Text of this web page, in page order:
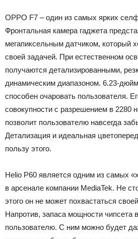
OPPO F7 – один из самых ярких
Фронтальная камера гаджета
мегапиксельным датчиком, который
своей задачей. При естественном
получаются детализированными,
динамическим диапазоном. 6.23-
способен очаровать пользователя.
совокупности с разрешением в 2280
позволит пользователю навсегда
Детализация и идеальная
пользу этого.
Helio P60 является одним из самых
в арсенале компании MediaTek. Не
этого он не может похвастаться
Напротив, запаса мощности чипсета
пользователю. С ним можно будет